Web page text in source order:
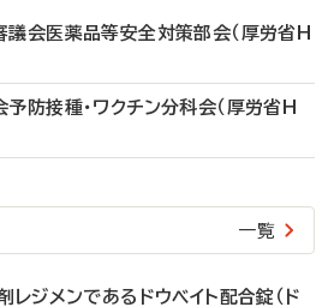
会医薬品等安全対策部会（厚労省H
防接種・ワクチン分科会（厚労省H
一覧
レジメンであるドウベイト配合錠（ド